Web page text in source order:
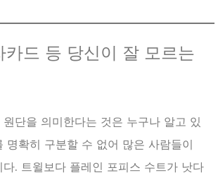
카드 등 당신이 잘 모르는
단을 의미한다는 것은 누구나 알고 있
명확히 구분할 수 없어 많은 사람들이
. 트윌보다 플레인 포피스 수트가 낫다